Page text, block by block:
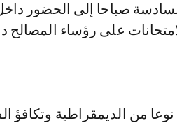
صباحا إلى الحضور
على رؤساء المصالح
من الديمقراطية وتكافؤ